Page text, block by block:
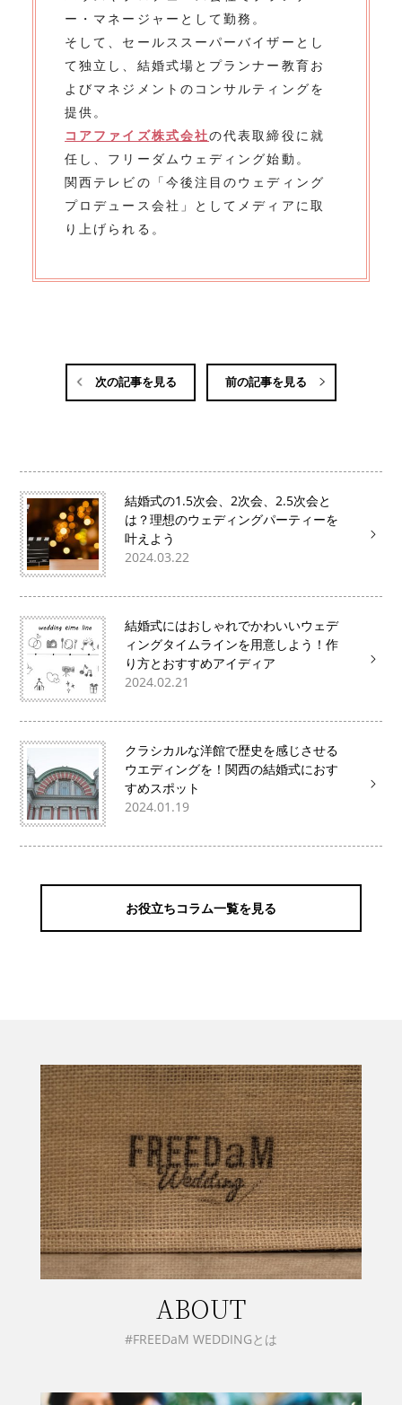
ー・マネージャーとして勤務。
そして、セールススーパーバイザーとし
て独立し、結婚式場とプランナー教育お
よびマネジメントのコンサルティングを
提供。
コアファイズ株式会社の代表取締役に就
任し、フリーダムウェディング始動。
関西テレビの「今後注目のウェディング
プロデュース会社」としてメディアに取
り上げられる。
次の記事を見る 前の記事を見る
結婚式の1.5次会、2次会、2.5次会と
は？理想のウェディングパーティーを
叶えよう
2024.03.22
結婚式にはおしゃれでかわいいウェデ
ィングタイムラインを用意しよう！作
り方とおすすめアイディア
2024.02.21
クラシカルな洋館で歴史を感じさせる
ウエディングを！関西の結婚式におす
すめスポット
2024.01.19
お役立ちコラム一覧を見る
ABOUT
#FREEDaM WEDDINGとは